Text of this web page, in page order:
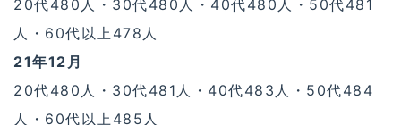
20代480人・30代480人・40代480人・50代481
人・60代以上478人
21年12月
20代480人・30代481人・40代483人・50代484
人・60代以上485人